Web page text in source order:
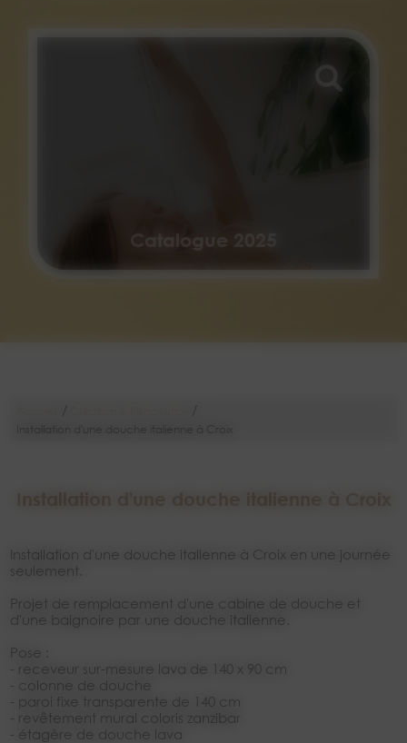
Catalogue 2025
Installation d'une douche italienne à Croix
Installation d'une douche italienne à Croix
Installation d'une douche italienne à Croix en une journée
seulement.
Projet de remplacement d'une cabine de douche et
d'une baignoire par une douche italienne.
Pose :
- receveur sur-mesure lava de 140 x 90 cm
- colonne de douche
- paroi fixe transparente de 140 cm
- revêtement mural coloris zanzibar
- étagère de douche lava